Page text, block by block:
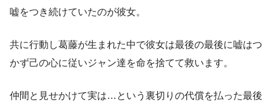
嘘をつき続けていたのが彼女。
共に行動し葛藤が生まれた中で彼女は最後の最後に嘘はつ
かず己の心に従いジャン達を命を捨てて救います。
仲間と見せかけて実は…という裏切りの代償を払った最後